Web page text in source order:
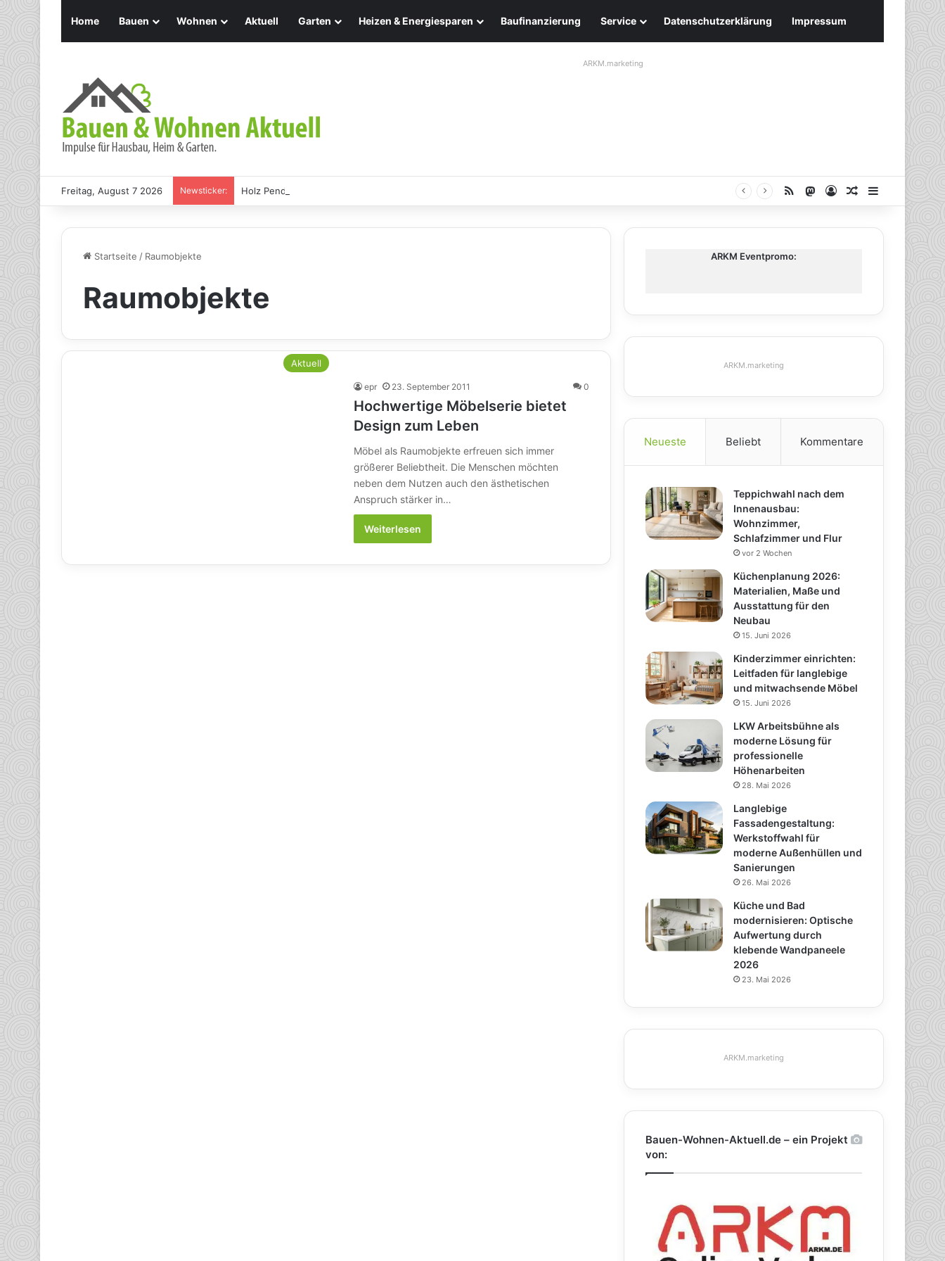
Home Bauen Wohnen Aktuell Garten Heizen & Energiesparen Baufinanzierung Service Datenschutzerklärung Impressum
ARKM.marketing
Freitag, August 7 2026 Newsticker: Holz Pendelleuchten: Eleganz und Nachhaltigkeit für Ihr Zuhause RSS Mastodon
AnmeldenZufälliger
Startseite / Raumobjekte
Raumobjekte
Aktuell
epr 23. September 2011 0
Hochwertige Möbelserie bietet
Design zum Leben
Möbel als Raumobjekte erfreuen sich immer
größerer Beliebtheit. Die Menschen möchten
neben dem Nutzen auch den ästhetischen
Anspruch stärker in…
Weiterlesen
ARKM Eventpromo:
ARKM.marketing
Neueste Beliebt Kommentare
Teppichwahl nach dem
Innenausbau:
Wohnzimmer,
Schlafzimmer und Flur
vor 2 Wochen
Küchenplanung 2026:
Materialien, Maße und
Ausstattung für den
Neubau
15. Juni 2026
Kinderzimmer einrichten:
Leitfaden für langlebige
und mitwachsende Möbel
15. Juni 2026
LKW Arbeitsbühne als
moderne Lösung für
professionelle
Höhenarbeiten
28. Mai 2026
Langlebige
Fassadengestaltung:
Werkstoffwahl für
moderne Außenhüllen und
Sanierungen
26. Mai 2026
Küche und Bad
modernisieren: Optische
Aufwertung durch
klebende Wandpaneele
2026
23. Mai 2026
ARKM.marketing
Bauen-Wohnen-Aktuell.de – ein Projekt
von: